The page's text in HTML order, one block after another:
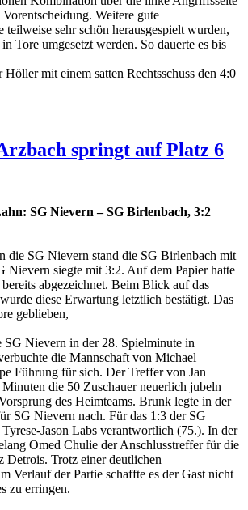
Weitere gute
sehr schön herausgespielt wurden,
Tore umgesetzt werden. So dauerte es bis
mit einem satten Rechtsschuss den 4:0
springt auf Platz 6
SG Nievern – SG Birlenbach, 3:2
die SG Nievern stand die SG Birlenbach mit
Nievern siegte mit 3:2. Auf dem Papier hatte
abgezeichnet. Beim Blick auf das
diese Erwartung letztlich bestätigt. Das
geblieben,
SG Nievern in der 28. Spielminute in
die Mannschaft von Michael
Führung für sich. Der Treffer von Jan
die 50 Zuschauer neuerlich jubeln
des Heimteams. Brunk legte in der
SG Nievern nach. Für das 1:3 der SG
Jason Labs verantwortlich (75.). In der
Omed Chulie der Anschlusstreffer für die
Trotz einer deutlichen
Verlauf der Partie schaffte es der Gast nicht
zu erringen.